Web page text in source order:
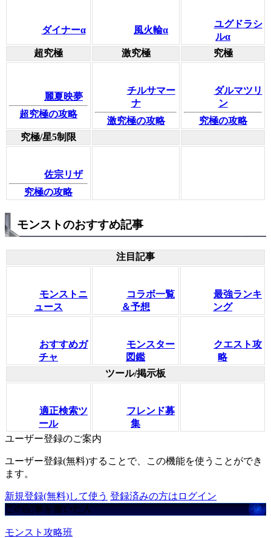
ダイナーα 風火輪α
ユグドラシ
ルα
超究極
激究極 究極
麗夏映夢
超究極の攻略
チルサマー
ナ
激究極の攻略
ダルマツリ
ン
究極の攻略
究極/星5制限
佐宗リザ
究極の攻略
モンストのおすすめ記事
注目記事
モンストニ
ュース
コラボ一覧
＆予想
最強ランキ
ング
おすすめガ
チャ
モンスター
図鑑
クエスト攻
略
ツール/掲示板
適正検索ツ
ール
フレンド募
集
ユーザー登録のご案内
ユーザー登録(無料)することで、この機能を使うことができ
ます。
新規登録(無料)して使う 登録済みの方はログイン
この記事を書いた人
モンスト攻略班